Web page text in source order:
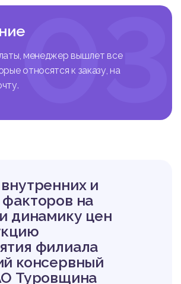
03
менеджер вышлет все
относятся к заказу, на
и
на
динамику цен
филиала
консервный
Туровщина